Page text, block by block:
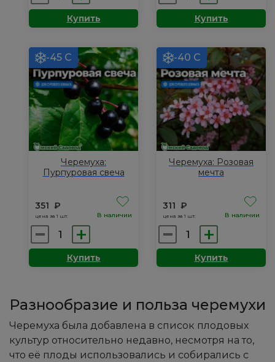
товара
Черемуха:Купить
товара
Черемуха:
шатер
Купить
-45 С
Черемуха:
Пурпуровая свеча
351 ₽
цена за 1 шт. В наличии
Количество
товара
Черемуха:Купить
-40 С
Черемуха: Розовая
мечта
311 ₽
цена за 1 шт. В наличии
Количество
товара
Черемуха:Купить
Разнообразие и польза черемухи
Черемуха была добавлена в список плодовых
культур относительно недавно, несмотря на то,
что её плоды использовались и собирались с